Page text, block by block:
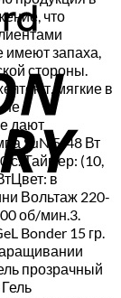
что
имеют запаха,
стороны.
мягкие в
не
дают
SuN 5, 48 Вт
с. Таймер: (10,
в
Вольтаж 220-
об/мин.3.
Bonder 15 гр.
прозрачный